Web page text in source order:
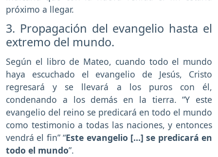
próximo a llegar.
3. Propagación del evangelio hasta el
extremo del mundo.
Según el libro de Mateo, cuando todo el mundo
haya escuchado el evangelio de Jesús, Cristo
regresará y se llevará a los puros con él,
condenando a los demás en la tierra. “Y este
evangelio del reino se predicará en todo el mundo
como testimonio a todas las naciones, y entonces
vendrá el fin” “Este evangelio […] se predicará en
todo el mundo”.